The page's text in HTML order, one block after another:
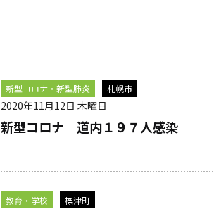
新型コロナ・新型肺炎 札幌市
2020年11月12日 木曜日
新型コロナ 道内１９７人感染
教育・学校 標津町